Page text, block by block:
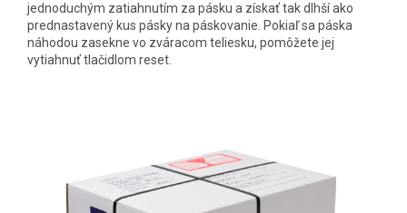
jednoduchým zatiahnutím za pásku a získať tak dlhší ako
prednastavený kus pásky na páskovanie. Pokiaľ sa páska
náhodou zasekne vo zváracom teliesku, pomôžete jej
vytiahnuť tlačidlom reset.